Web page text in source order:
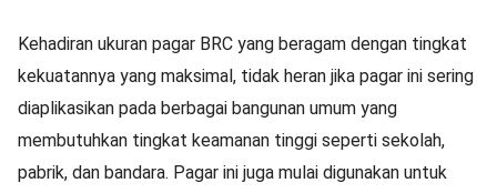
Kehadiran ukuran pagar BRC yang beragam dengan tingkat
kekuatannya yang maksimal, tidak heran jika pagar ini sering
diaplikasikan pada berbagai bangunan umum yang
membutuhkan tingkat keamanan tinggi seperti sekolah,
pabrik, dan bandara. Pagar ini juga mulai digunakan untuk